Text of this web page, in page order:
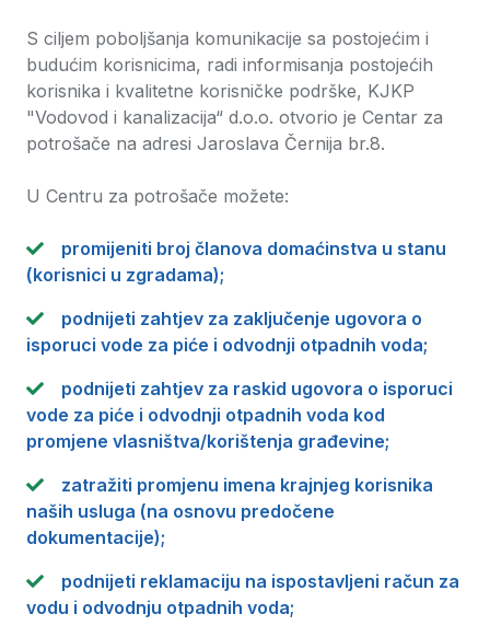
S ciljem poboljšanja komunikacije sa postojećim i
budućim korisnicima, radi informisanja postojećih
korisnika i kvalitetne korisničke podrške, KJKP
"Vodovod i kanalizacija“ d.o.o. otvorio je Centar za
potrošače na adresi Jaroslava Černija br.8.
U Centru za potrošače možete:
promijeniti broj članova domaćinstva u stanu
(korisnici u zgradama);
podnijeti zahtjev za zaključenje ugovora o
isporuci vode za piće i odvodnji otpadnih voda;
podnijeti zahtjev za raskid ugovora o isporuci
vode za piće i odvodnji otpadnih voda kod
promjene vlasništva/korištenja građevine;
zatražiti promjenu imena krajnjeg korisnika
naših usluga (na osnovu predočene
dokumentacije);
podnijeti reklamaciju na ispostavljeni račun za
vodu i odvodnju otpadnih voda;